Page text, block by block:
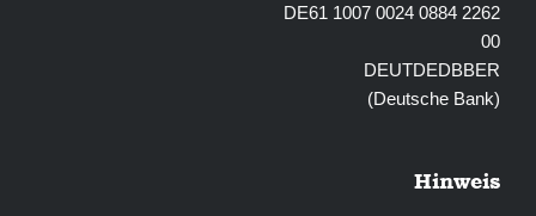
DE61 1007 0024 0884 2262
00
DEUTDEDBBER
(Deutsche Bank)
Hinweis